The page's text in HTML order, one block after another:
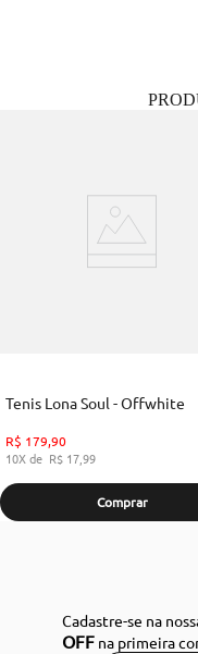
Tenis Lona Soul - Offwhite
R$ 179,90
10
R$ 17,99
Comprar
Cadastre-se na
OFF na primeira